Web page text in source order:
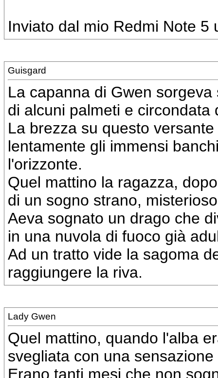
Inviato dal mio Redmi Note 5
Guisgard
La capanna di Gwen
di alcuni palmeti e circondata
La brezza su questo
lentamente gli immensi
l'orizzonte.
Quel mattino la ragazza,
di un sogno strano,
Aeva sognato un drago che
in una nuvola di fuoco già
Ad un tratto vide la sagoma
raggiungere la riva.
Lady Gwen
Quel mattino, quando l'alba
svegliata con una
Erano tanti mesi che non